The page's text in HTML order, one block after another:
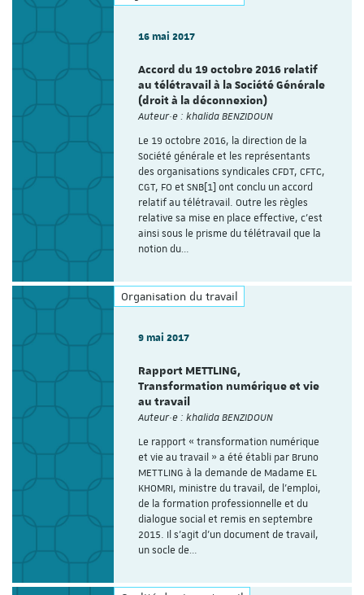
16 mai 2017
Accord du 19 octobre 2016 relatif
au télétravail à la Société Générale
(droit à la déconnexion)
Auteur·e : khalida BENZIDOUN
Le 19 octobre 2016, la direction de la
Société générale et les représentants
des organisations syndicales CFDT, CFTC,
CGT, FO et SNB[1] ont conclu un accord
relatif au télétravail. Outre les règles
relative sa mise en place effective, c’est
ainsi sous le prisme du télétravail que la
notion du…
Organisation du travail
9 mai 2017
Rapport METTLING,
Transformation numérique et vie
au travail
Auteur·e : khalida BENZIDOUN
Le rapport « transformation numérique
et vie au travail » a été établi par Bruno
METTLING à la demande de Madame EL
KHOMRI, ministre du travail, de l’emploi,
de la formation professionnelle et du
dialogue social et remis en septembre
2015. Il s’agit d’un document de travail,
un socle de…